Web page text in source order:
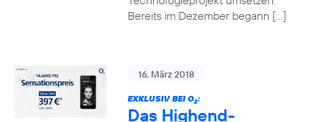
Bereits im Dezember begann […]
16. März 2018
EXKLUSIV BEI O2:
Das Highend-